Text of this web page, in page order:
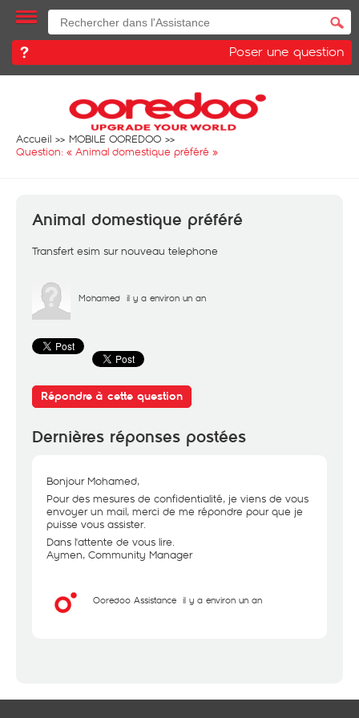
Poser une question
Accueil
MOBILE OOREDOO
Question: « Animal domestique préféré »
Animal domestique préféré
Transfert esim sur nouveau telephone
Mohamed il y a environ un an
Répondre à cette question
Dernières réponses postées
Bonjour Mohamed,
Pour des mesures de confidentialité, je viens de vous
envoyer un mail, merci de me répondre pour que je
puisse vous assister.
Dans l'attente de vous lire.
Aymen, Community Manager
Ooredoo Assistance il y a environ un an